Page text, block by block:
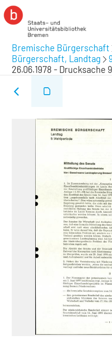
Bremische Bürgerschaft
Bürgerschaft, Landtag
26.06.1978 - Drucksache